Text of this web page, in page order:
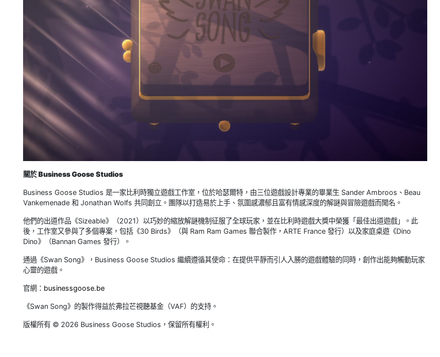
關於 Business Goose Studios
Business Goose Studios 是一家比利時獨立遊戲工作室，位於哈瑟爾特，由三位遊戲設計專業的畢業生 Sander Ambroos、Beau
Vankemenade 和 Jonathan Wolfs 共同創立。團隊以打造易於上手、氛圍感濃郁且富有情感深度的解謎與冒險遊戲而聞名。
他們的出道作品《Sizeable》（2021）以巧妙的縮放解謎機制征服了全球玩家，並在比利時遊戲大獎中榮獲「最佳出道遊戲」。此
後，工作室又參與了多個專案，包括《30 Birds》（與 Ram Ram Games 聯合製作，ARTE France 發行）以及家庭桌遊《Dino
Dino》（Bannan Games 發行）。
通過《Swan Song》，Business Goose Studios 繼續遵循其使命：在提供平靜而引人入勝的遊戲體驗的同時，創作出能夠觸動玩家
心靈的遊戲。
官網： businessgoose.be
《Swan Song》的製作得益於弗拉芒視聽基金（VAF）的支持。
版權所有 © 2026 Business Goose Studios，保留所有權利。